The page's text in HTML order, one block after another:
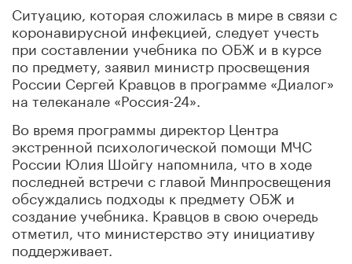
Ситуацию, которая сложилась в мире в связи с
коронавирусной инфекцией, следует учесть
при составлении учебника по ОБЖ и в курсе
по предмету, заявил министр просвещения
России Сергей Кравцов в программе «Диалог»
на телеканале «Россия-24».
Во время программы директор Центра
экстренной психологической помощи МЧС
России Юлия Шойгу напомнила, что в ходе
последней встречи с главой Минпросвещения
обсуждались подходы к предмету ОБЖ и
создание учебника. Кравцов в свою очередь
отметил, что министерство эту инициативу
поддерживает.